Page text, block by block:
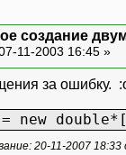
создание
11-2003 16:45 »
за ошибку.
= new
20-11-2007 18:33